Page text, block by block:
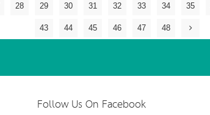
28 29 30 31 32 33 34 35
43 44 45 46 47 48
Follow Us On Facebook